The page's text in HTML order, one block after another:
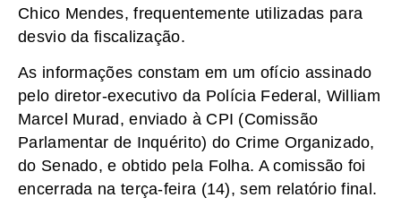
Chico Mendes, frequentemente utilizadas para
desvio da fiscalização.
As informações constam em um ofício assinado
pelo diretor-executivo da Polícia Federal, William
Marcel Murad, enviado à CPI (Comissão
Parlamentar de Inquérito) do Crime Organizado,
do Senado, e obtido pela Folha. A comissão foi
encerrada na terça-feira (14), sem relatório final.